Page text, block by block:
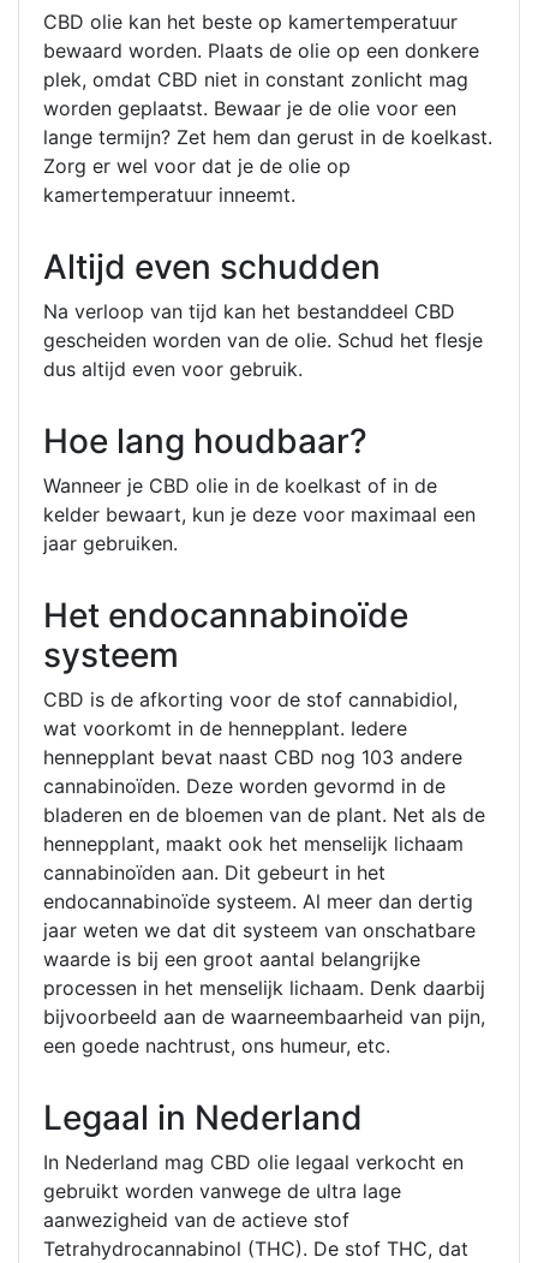
CBD olie kan het beste op kamertemperatuur
bewaard worden. Plaats de olie op een donkere
plek, omdat CBD niet in constant zonlicht mag
worden geplaatst. Bewaar je de olie voor een
lange termijn? Zet hem dan gerust in de koelkast.
Zorg er wel voor dat je de olie op
kamertemperatuur inneemt.
Altijd even schudden
Na verloop van tijd kan het bestanddeel CBD
gescheiden worden van de olie. Schud het flesje
dus altijd even voor gebruik.
Hoe lang houdbaar?
Wanneer je CBD olie in de koelkast of in de
kelder bewaart, kun je deze voor maximaal een
jaar gebruiken.
Het endocannabinoïde
systeem
CBD is de afkorting voor de stof cannabidiol,
wat voorkomt in de hennepplant. Iedere
hennepplant bevat naast CBD nog 103 andere
cannabinoïden. Deze worden gevormd in de
bladeren en de bloemen van de plant. Net als de
hennepplant, maakt ook het menselijk lichaam
cannabinoïden aan. Dit gebeurt in het
endocannabinoïde systeem. Al meer dan dertig
jaar weten we dat dit systeem van onschatbare
waarde is bij een groot aantal belangrijke
processen in het menselijk lichaam. Denk daarbij
bijvoorbeeld aan de waarneembaarheid van pijn,
een goede nachtrust, ons humeur, etc.
Legaal in Nederland
In Nederland mag CBD olie legaal verkocht en
gebruikt worden vanwege de ultra lage
aanwezigheid van de actieve stof
Tetrahydrocannabinol (THC). De stof THC, dat